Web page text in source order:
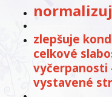
zlepšuje
celkové
vyčerpanosti
vystavené